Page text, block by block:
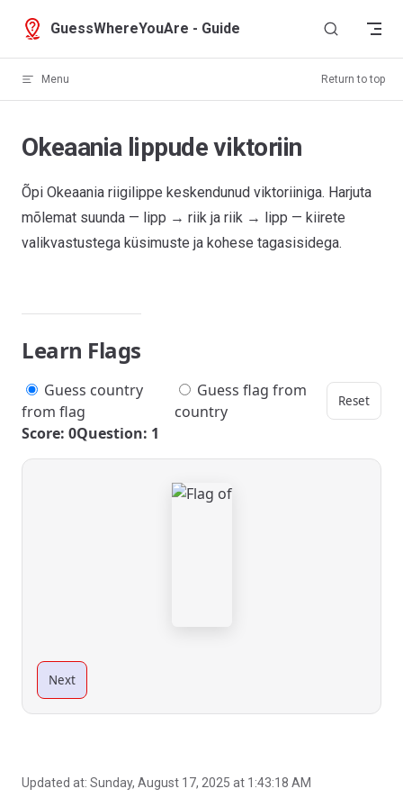
Skip to content
GuessWhereYouAre - Guide
Menu Return to top
Okeaania lippude viktoriin
Õpi Okeaania riigilippe keskendunud viktoriiniga. Harjuta
mõlemat suunda — lipp → riik ja riik → lipp — kiirete
valikvastustega küsimuste ja kohese tagasisidega.
Learn Flags
Guess country
from flag
Guess flag from
country
Reset
Score: 0Question: 1
Next
Updated at: Sunday, August 17, 2025 at 1:43:18 AM